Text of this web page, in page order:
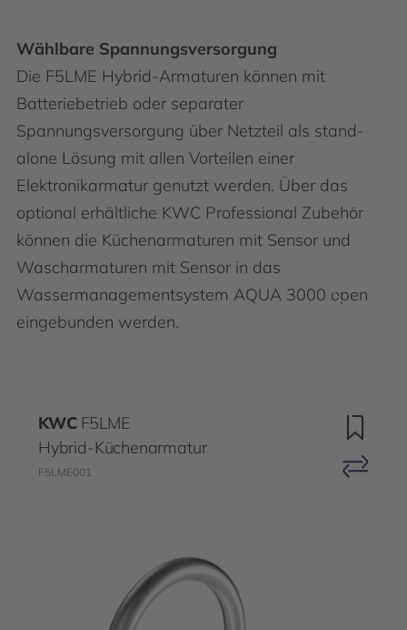
Wählbare Spannungsversorgung
Die F5LME Hybrid-Armaturen können mit
Batteriebetrieb oder separater
Spannungsversorgung über Netzteil als stand-
alone Lösung mit allen Vorteilen einer
Elektronikarmatur genutzt werden. Über das
optional erhältliche KWC Professional Zubehör
können die Küchenarmaturen mit Sensor und
Wascharmaturen mit Sensor in das
Wassermanagementsystem AQUA 3000 open
eingebunden werden.
KWC F5LME
Hybrid-Küchenarmatur
F5LME001